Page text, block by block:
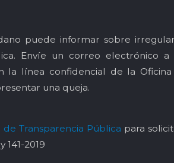
puede informar sobre
Envíe un correo electrónico a
la línea confidencial de la
una queja.
de Transparencia Pública para
141-2019